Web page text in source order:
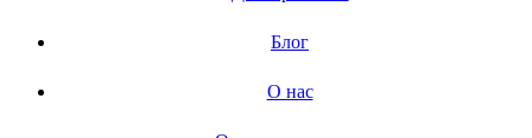
Блог
О нас